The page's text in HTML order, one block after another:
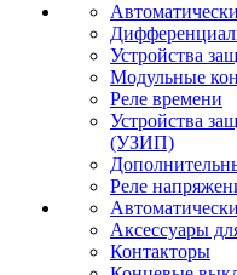
Устройства
Модульные
Реле времени
Устройства
(УЗИП)
Реле
Аксессуары
Контакторы